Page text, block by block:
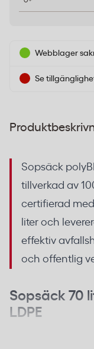
Webblager
Se
Sopsäck
tillverkad av
certifierad
liter och
effektiv
och offentlig
Sopsäck 70
LDPE